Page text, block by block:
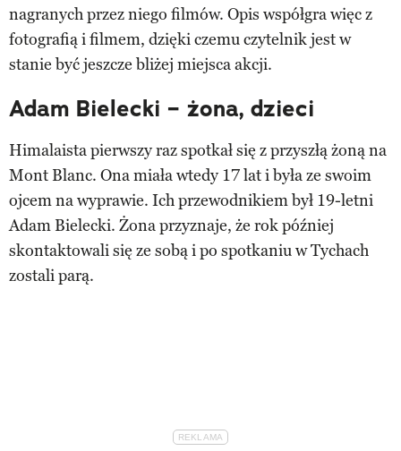
nagranych przez niego filmów. Opis współgra więc z
fotografią i filmem, dzięki czemu czytelnik jest w
stanie być jeszcze bliżej miejsca akcji.
Adam Bielecki – żona, dzieci
Himalaista pierwszy raz spotkał się z przyszłą żoną na
Mont Blanc. Ona miała wtedy 17 lat i była ze swoim
ojcem na wyprawie. Ich przewodnikiem był 19-letni
Adam Bielecki. Żona przyznaje, że rok później
skontaktowali się ze sobą i po spotkaniu w Tychach
zostali parą.